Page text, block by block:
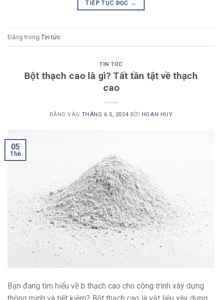
TIẾP TỤC ĐỌC →
Đăng trong Tin tức
TIN TỨC
Bột thạch cao là gì? Tất tần tật về thạch
cao
ĐĂNG VÀO THÁNG 6 5, 2024 BỞI HOAN HUY
05
Th6
Bạn đang tìm hiểu về b thạch cao cho công trình xây dựng